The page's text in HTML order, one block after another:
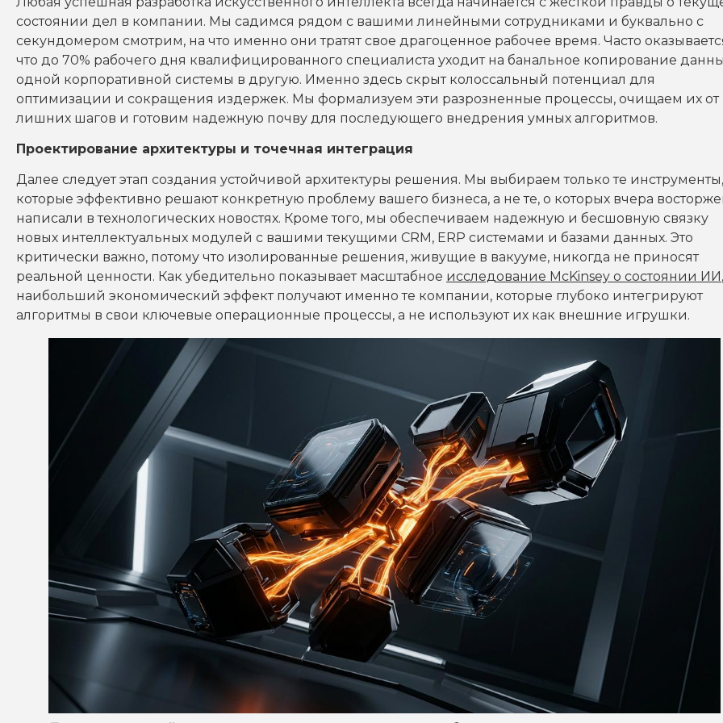
состоянии дел в компании. Мы садимся рядом с вашими линейными сотрудниками и буквально с
секундомером смотрим, на что именно они тратят свое драгоценное рабочее время. Часто
что до 70% рабочего дня квалифицированного специалиста уходит на банальное копирование
одной корпоративной системы в другую. Именно здесь скрыт колоссальный потенциал для
оптимизации и сокращения издержек. Мы формализуем эти разрозненные процессы, очищаем их от
лишних шагов и готовим надежную почву для последующего внедрения умных алгоритмов.
Проектирование архитектуры и точечная интеграция
Далее следует этап создания устойчивой архитектуры решения. Мы выбираем только те инструменты,
которые эффективно решают конкретную проблему вашего бизнеса, а не те, о которых вчера
написали в технологических новостях. Кроме того, мы обеспечиваем надежную и бесшовную связку
новых интеллектуальных модулей с вашими текущими CRM, ERP системами и базами данных. Это
критически важно, потому что изолированные решения, живущие в вакууме, никогда не приносят
реальной ценности. Как убедительно показывает масштабное исследование McKinsey о состоянии ИИ ,
наибольший экономический эффект получают именно те компании, которые глубоко интегрируют
алгоритмы в свои ключевые операционные процессы, а не используют их как внешние игрушки.